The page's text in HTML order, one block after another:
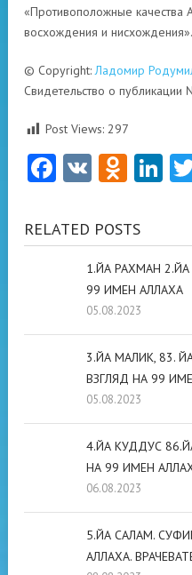
«Противоположные качества
восхождения и нисхождения».
© Copyright:Ладомир
Свидетельство о
Post Views: 297
Facebook
VK
RELATED POSTS
1.ЙА РАХМАН
99 ИМЕН АЛЛАХА
05.08.2023
3.ЙА МАЛИК, 83.
ВЗГЛЯД НА 99
05.08.2023
4.ЙА КУДДУС
НА 99 ИМЕН
06.08.2023
5.ЙА САЛАМ.
АЛЛАХА.